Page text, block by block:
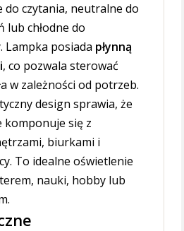
do czytania, neutralne do
lub chłodne do
Lampka posiada płynną
, co pozwala sterować
w zależności od potrzeb.
design sprawia, że
komponuje się z
biurkami i
To idealne oświetlenie
nauki, hobby lub